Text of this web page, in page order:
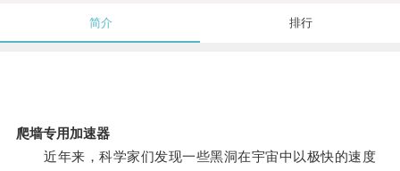
简介 排行
爬墙专用加速器
近年来，科学家们发现一些黑洞在宇宙中以极快的速度